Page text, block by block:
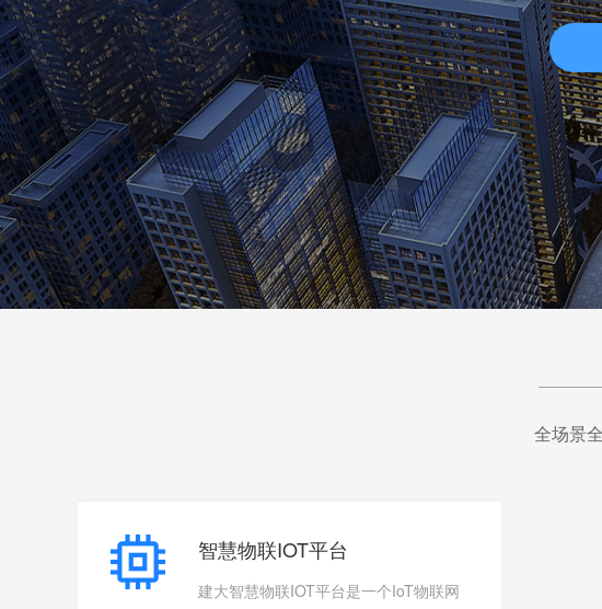
全场景
智慧物联IOT平台
建大智慧物联IOT平台是一个IoT物联网